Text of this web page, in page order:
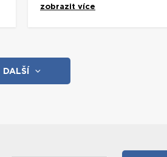
zobrazit více
DALŠÍ